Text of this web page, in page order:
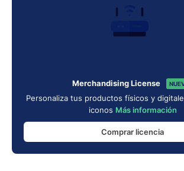
Merchandising License
Personaliza tus productos físicos y
iconos Más información
Comprar licencia